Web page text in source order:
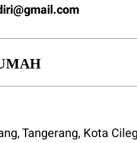
,Tangerang, Kota